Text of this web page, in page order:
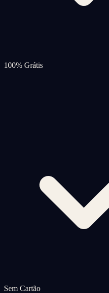
100% Grátis
Sem Cartão